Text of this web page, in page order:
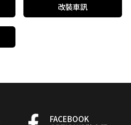
改裝車訊
FACEBOOK